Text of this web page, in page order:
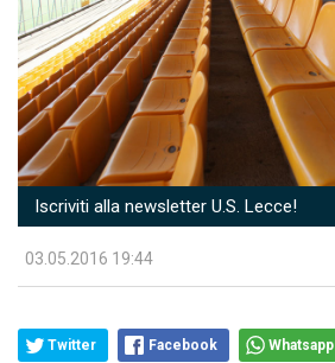
Iscriviti alla newsletter U.S. Lecce!
03.05.2016 19:44
Twitter Facebook Whatsapp